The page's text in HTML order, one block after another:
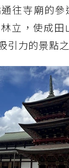
往寺廟的
立，使成田
引力的景點之